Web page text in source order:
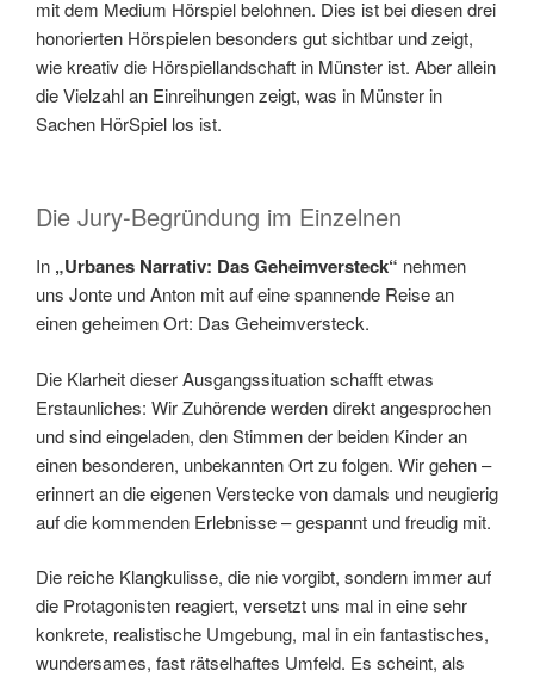
mit dem Medium Hörspiel belohnen. Dies ist bei diesen drei
honorierten Hörspielen besonders gut sichtbar und zeigt,
wie kreativ die Hörspiellandschaft in Münster ist. Aber allein
die Vielzahl an Einreihungen zeigt, was in Münster in
Sachen HörSpiel los ist.
Die Jury-Begründung im Einzelnen
In „Urbanes Narrativ: Das Geheimversteck“ nehmen
uns Jonte und Anton mit auf eine spannende Reise an
einen geheimen Ort: Das Geheimversteck.
Die Klarheit dieser Ausgangssituation schafft etwas
Erstaunliches: Wir Zuhörende werden direkt angesprochen
und sind eingeladen, den Stimmen der beiden Kinder an
einen besonderen, unbekannten Ort zu folgen. Wir gehen –
erinnert an die eigenen Verstecke von damals und neugierig
auf die kommenden Erlebnisse – gespannt und freudig mit.
Die reiche Klangkulisse, die nie vorgibt, sondern immer auf
die Protagonisten reagiert, versetzt uns mal in eine sehr
konkrete, realistische Umgebung, mal in ein fantastisches,
wundersames, fast rätselhaftes Umfeld. Es scheint, als